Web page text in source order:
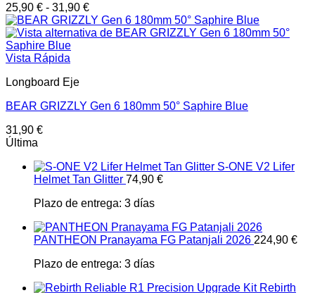
25,90 € - 31,90 €
Vista Rápida
Longboard Eje
BEAR GRIZZLY Gen 6 180mm 50° Saphire Blue
31,90 €
Última
S-ONE V2 Lifer
Helmet Tan Glitter 74,90 €
Plazo de entrega: 3 días
PANTHEON Pranayama FG Patanjali 2026 224,90 €
Plazo de entrega: 3 días
Rebirth